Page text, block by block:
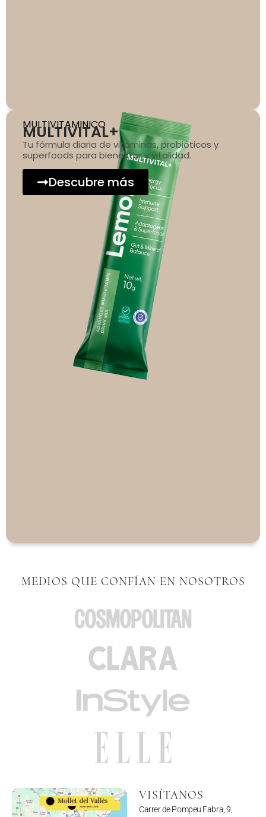
MULTIVITAMINICO
MULTIVITAL+
Tu fórmula diaria de vitaminas, probióticos y
superfoods para bienestar y vitalidad.
Descubre más
MEDIOS QUE CONFÍAN EN NOSOTROS
Gracia
Mollet del Vallès VISÍTANOS
Carrer de Pompeu Fabra, 9,